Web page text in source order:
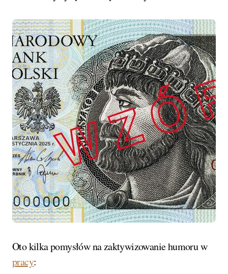
Oto kilka pomysłów na zaktywizowanie humoru w
pracy: